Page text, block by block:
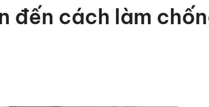
đến cách làm